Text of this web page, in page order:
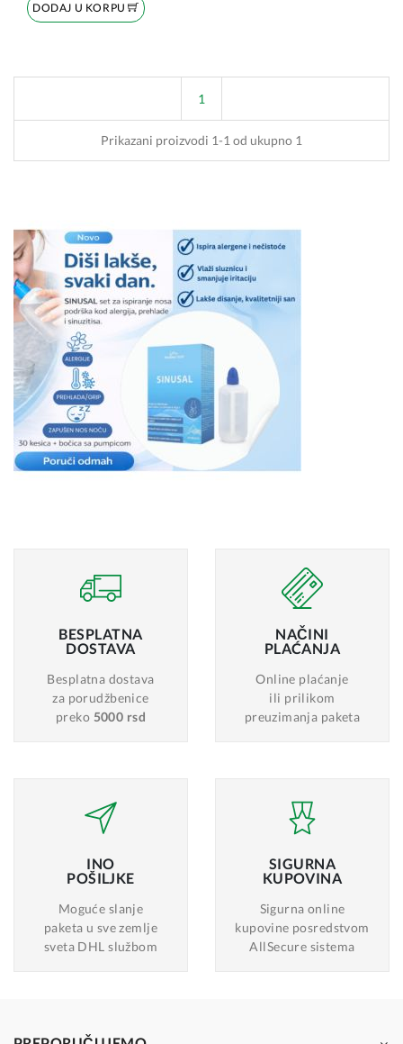
DODAJ U KORPU
1
Prikazani proizvodi 1-1 od ukupno 1
BESPLATNA
DOSTAVA
Besplatna dostava
za porudžbenice
preko 5000 rsd
NAČINI
PLAĆANJA
Online plaćanje
ili prilikom
preuzimanja paketa
INO
POŠILJKE
Moguće slanje
paketa u sve zemlje
sveta DHL službom
SIGURNA
KUPOVINA
Sigurna online
kupovine posredstvom
AllSecure sistema